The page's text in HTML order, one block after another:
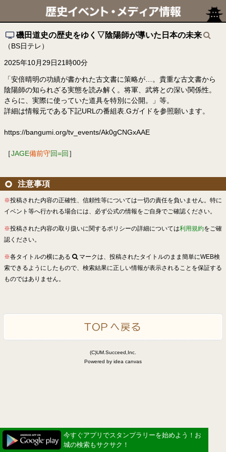
磯田道史の歴史をゆく▽陰陽師が導いた日本の未来
（BS日テレ）
2025年10月29日21時00分
「安倍晴明の功績が書かれた古文書に策略が…。貴重な古文書から
陰陽師の知られざる実態を読み解く。将軍、武将との深い関係性。
さらに、実際に使っていた道具を特別に公開。」等。
詳細は情報元である下記URLの番組表.Gガイドを参照願います。
https://bangumi.org/tv_events/Ak0gCNGxAAE
［JAGE備前守回=回 ］
注意事項
※投稿された内容の正確性、信頼性等については一切の責任を負いません。特に
イベント等へ行かれる場合には、必ず公式の情報をご自身でご確認ください。
※投稿された内容の取り扱いに関するポリシーの詳細については利用規約をご確
認ください。
※各タイトルの横にある
マークは、投稿されたタイトルのまま簡単にWEB検
索できるようにしたもので、検索結果に正しい情報が表示されることを保証する
ものではありません。
(C)UM.Succeed,Inc.
Powered by idea canvas
今すぐアプリでスタンプラリーを始めよう！お
城の検索もサクサク！